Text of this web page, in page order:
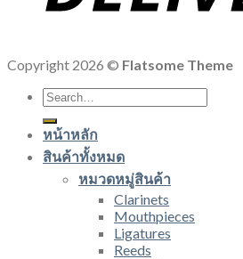
Copyright 2026 © Flatsome Theme
Search
for:
หน้าหลัก
สินค้าทั้งหมด
หมวดหมู่สินค้า
Clarinets
Mouthpieces
Ligatures
Reeds